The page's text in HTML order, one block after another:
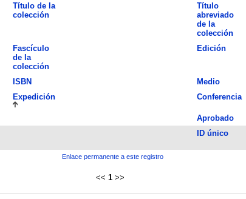
Título de la
colección
Título
abreviado
de la
colección
Fascículo
de la
colección
Edición
ISBN
Medio
Expedición Conferencia
Aprobado
ID único
Enlace permanente a este registro
<< 1 >>